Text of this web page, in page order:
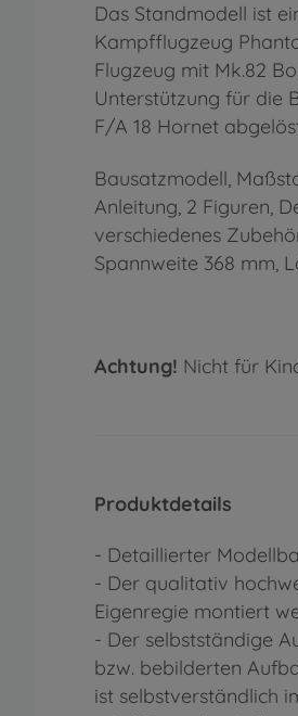
Das Standmodell ist
Kampfflugzeug
Flugzeug mit Mk.82
Unterstützung für die
F/A 18 Hornet
Bausatzmodell,
Anleitung, 2 Figuren,
verschiedenes
Spannweite 368 mm,
Achtung! Nicht für
Produktdetails
- Detaillierter
- Der qualitativ
Eigenregie montiert
- Der selbstständige
bzw. bebilderten
ist selbstverständlich